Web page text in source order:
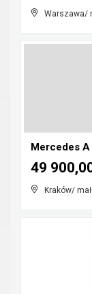
Warszawa/
Kraków/
49